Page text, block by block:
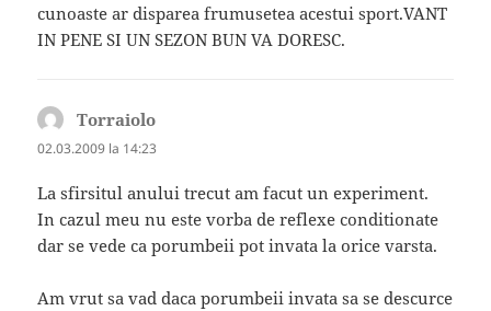
cunoaste ar disparea frumusetea acestui sport.VANT
IN PENE SI UN SEZON BUN VA DORESC.
Torraiolo
02.03.2009 la 14:23
La sfirsitul anului trecut am facut un experiment.
In cazul meu nu este vorba de reflexe conditionate
dar se vede ca porumbeii pot invata la orice varsta.
Am vrut sa vad daca porumbeii invata sa se descurce